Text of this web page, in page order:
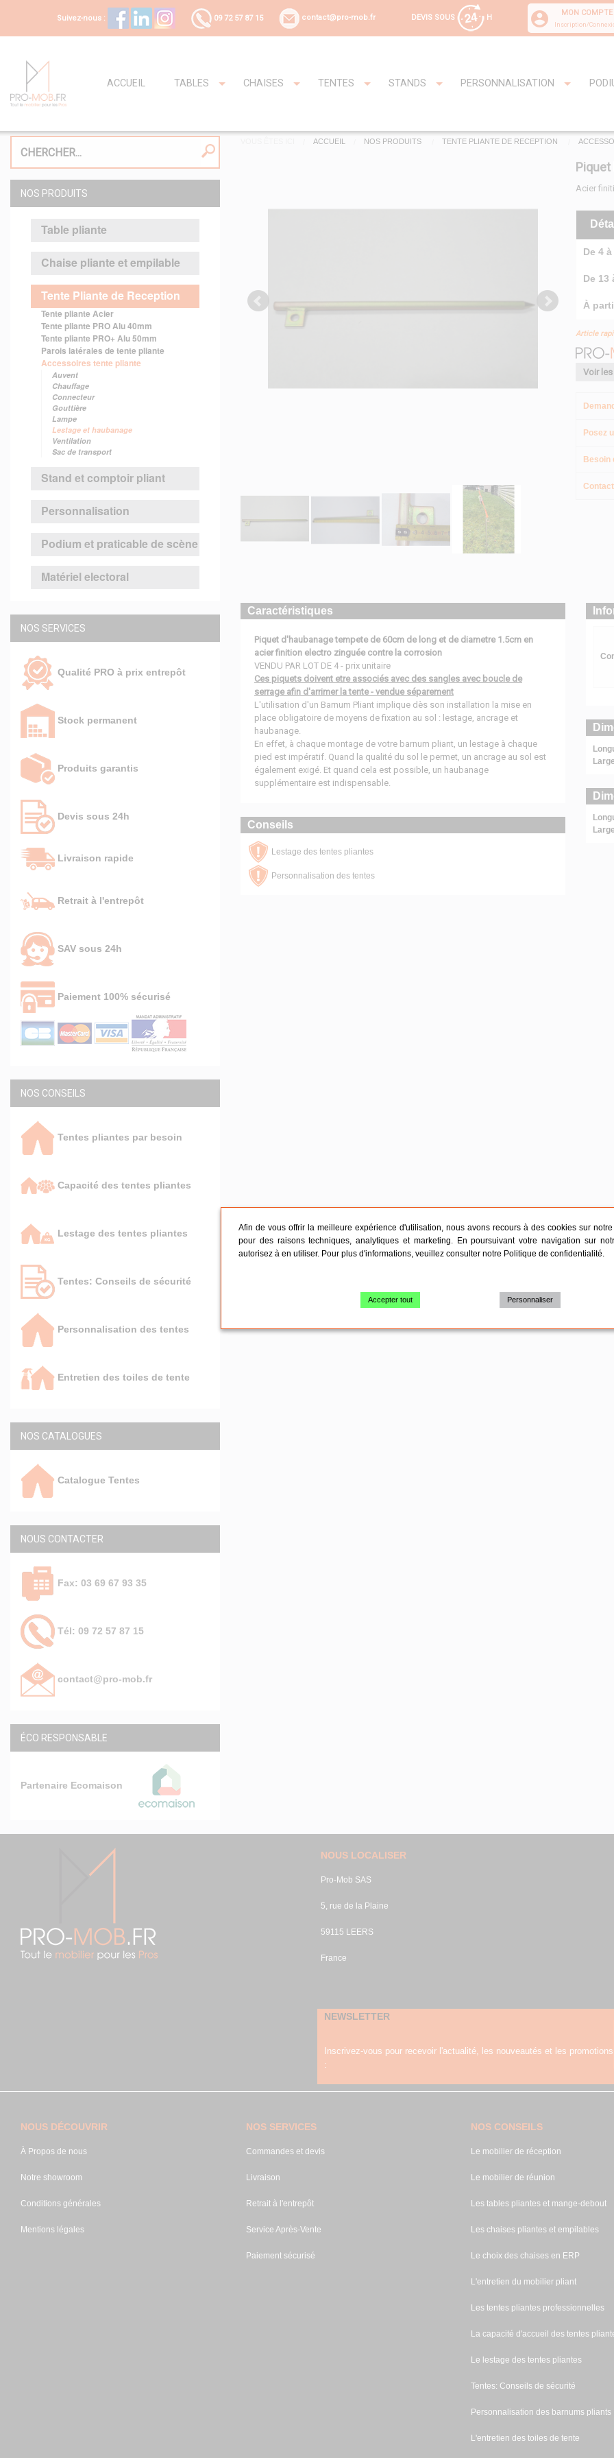
Suivez-nous : 09 72 57 87 15 contact@pro-mob.fr DEVIS SOUS H
MON COMPTE
Inscription/
ACCUEIL TABLES CHAISES TENTES STANDS PERSONNALISATION
NOS PRODUITS
Table pliante
Chaise pliante et empilable
Tente Pliante de Reception
Tente pliante Acier
Tente pliante PRO Alu 40mm
Tente pliante PRO+ Alu 50mm
Parois latérales de tente pliante
Accessoires tente pliante
Auvent
Chauffage
Connecteur
Gouttière
Lampe
Lestage et haubanage
Ventilation
Sac de transport
Stand et comptoir pliant
Personnalisation
Podium et praticable de scène
Matériel electoral
NOS SERVICES
Qualité PRO à prix entrepôt
Stock permanent
Produits garantis
Devis sous 24h
Livraison rapide
Retrait à l'entrepôt
SAV sous 24h
Paiement 100% sécurisé
NOS CONSEILS
Tentes pliantes par besoin
Capacité des tentes pliantes
Lestage des tentes pliantes
Tentes: Conseils de sécurité
Personnalisation des tentes
Entretien des toiles de tente
NOS CATALOGUES
Catalogue Tentes
NOUS CONTACTER
Fax: 03 69 67 93 35
Tél: 09 72 57 87 15
contact@pro-mob.fr
ÉCO RESPONSABLE
Partenaire Ecomaison
ACCUEIL NOS PRODUITS TENTE PLIANTE DE RECEPTION
Acier
De 4
De 13
À
Article
Voir
Posez
Besoin
Caractéristiques
Piquet d'haubanage tempete de 60cm de long et de diametre 1.5cm en
acier finition electro zinguée contre la corrosion
VENDU PAR LOT DE 4 - prix unitaire
Ces piquets doivent etre associés avec des sangles avec boucle de
serrage afin d'arrimer la tente - vendue séparement
L'utilisation d'un Barnum Pliant implique dès son installation la mise en
place obligatoire de moyens de fixation au sol : lestage, ancrage et
haubanage.
En effet, à chaque montage de votre barnum pliant, un lestage à chaque
pied est impératif. Quand la qualité du sol le permet, un ancrage au sol est
également exigé. Et quand cela est possible, un haubanage
supplémentaire est indispensable.
Conseils
Lestage des tentes pliantes
Personnalisation des tentes
NOUS LOCALISER
Pro-Mob SAS
5, rue de la Plaine
59115 LEERS
France
NEWSLETTER
Inscrivez-vous pour recevoir l'actualité, les nouveautés et les promotions
:
NOUS DÉCOUVRIR
À Propos de nous
Notre showroom
Conditions générales
Mentions légales
NOS SERVICES
Commandes et devis
Livraison
Retrait à l'entrepôt
Service Après-Vente
Paiement sécurisé
NOS CONSEILS
Le mobilier de réception
Le mobilier de réunion
Les tables pliantes et mange-debout
Les chaises pliantes et empilables
Le choix des chaises en ERP
L'entretien du mobilier pliant
Les tentes pliantes professionnelles
La capacité d'accueil des tentes
Le lestage des tentes pliantes
Tentes: Conseils de sécurité
Personnalisation des barnums pliants
L'entretien des toiles de tente
Afin de vous offrir la meilleure expérience d'utilisation, nous avons recours à des cookies sur
pour des raisons techniques, analytiques et marketing. En poursuivant votre navigation sur
autorisez à en utiliser. Pour plus d'informations, veuillez consulter notre Politique de confidentialité
Accepter tout Personnaliser